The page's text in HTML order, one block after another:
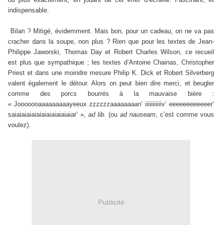
indispensable.
Bilan ? Mitigé, évidemment. Mais bon, pour un cadeau, on ne va pas
cracher dans la soupe, non plus ? Rien que pour les textes de Jean-
Philippe Jaworski, Thomas Day et Robert Charles Wilson, ce recueil
est plus que sympathique ; les textes d’Antoine Chainas, Christopher
Priest et dans une moindre mesure Philip K. Dick et Robert Silverberg
valent également le détour. Alors on peut bien dire merci, et beugler
comme des porcs bourrés à la mauvaise bière :
« Jooooooaaaaaaaaayeeux zzzzzzaaaaaaaan’ iiiiiiiiiiiv’ eeeeeeeeeeeer’
saiaiaiaiaiaiaiaiaiaiaiaiar’ », ad lib. (ou ad nauseam, c’est comme vous
voulez).
Publicité